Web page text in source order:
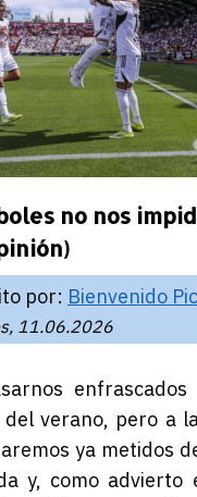
no nos
por: Bienvenido
11.06.2026
verano, pero a
ya metidos
y, como